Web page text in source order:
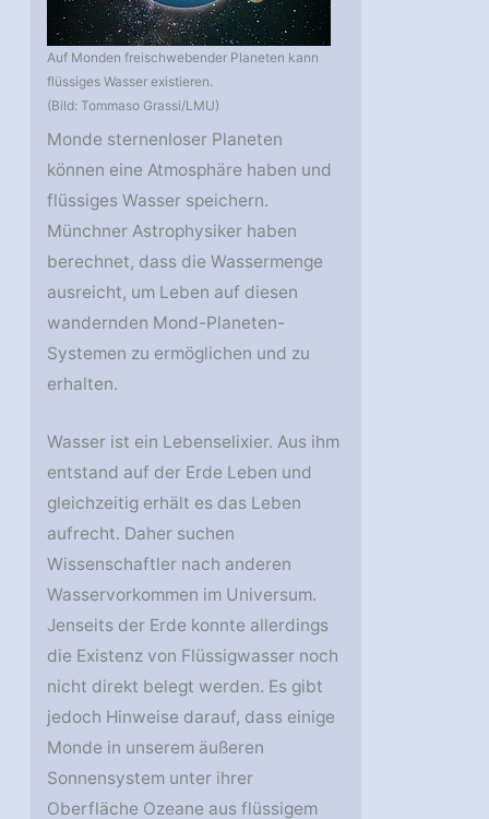
Auf Monden freischwebender Planeten kann
flüssiges Wasser existieren.
(Bild: Tommaso Grassi/LMU)
Monde sternenloser Planeten
können eine Atmosphäre haben und
flüssiges Wasser speichern.
Münchner Astrophysiker haben
berechnet, dass die Wassermenge
ausreicht, um Leben auf diesen
wandernden Mond-Planeten-
Systemen zu ermöglichen und zu
erhalten.
Wasser ist ein Lebenselixier. Aus ihm
entstand auf der Erde Leben und
gleichzeitig erhält es das Leben
aufrecht. Daher suchen
Wissenschaftler nach anderen
Wasservorkommen im Universum.
Jenseits der Erde konnte allerdings
die Existenz von Flüssigwasser noch
nicht direkt belegt werden. Es gibt
jedoch Hinweise darauf, dass einige
Monde in unserem äußeren
Sonnensystem unter ihrer
Oberfläche Ozeane aus flüssigem